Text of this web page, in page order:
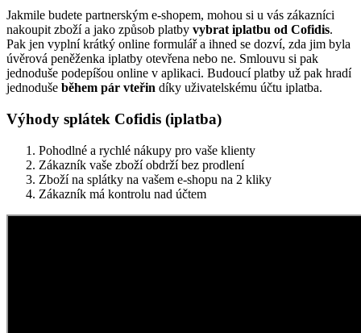
Jakmile budete partnerským e-shopem, mohou si u vás zákazníci
nakoupit zboží a jako způsob platby vybrat iplatbu od Cofidis.
Pak jen vyplní krátký online formulář a ihned se dozví, zda jim byla
úvěrová peněženka iplatby otevřena nebo ne. Smlouvu si pak
jednoduše podepíšou online v aplikaci. Budoucí platby už pak hradí
jednoduše během pár vteřin díky uživatelskému účtu iplatba.
Výhody splátek Cofidis (iplatba)
Pohodlné a rychlé nákupy pro vaše klienty
Zákazník vaše zboží obdrží bez prodlení
Zboží na splátky na vašem e-shopu na 2 kliky
Zákazník má kontrolu nad účtem